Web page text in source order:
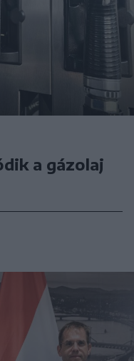
a gázolaj